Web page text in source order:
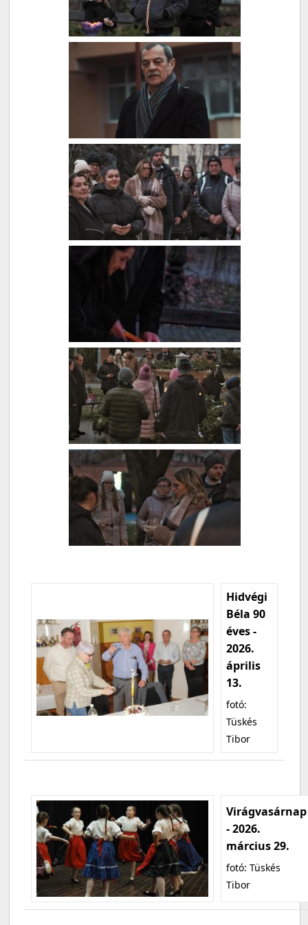
Hidvégi
Béla 90
éves -
2026.
április
13.
fotó:
Tüskés
Tibor
Virágvasárnap
- 2026.
március 29.
fotó: Tüskés
Tibor